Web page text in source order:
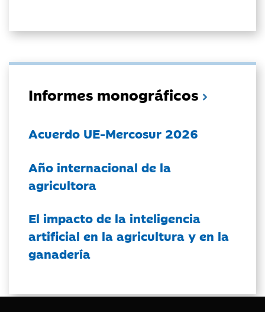
Informes monográficos
Acuerdo UE-Mercosur 2026
Año internacional de la
agricultora
El impacto de la inteligencia
artificial en la agricultura y en la
ganadería